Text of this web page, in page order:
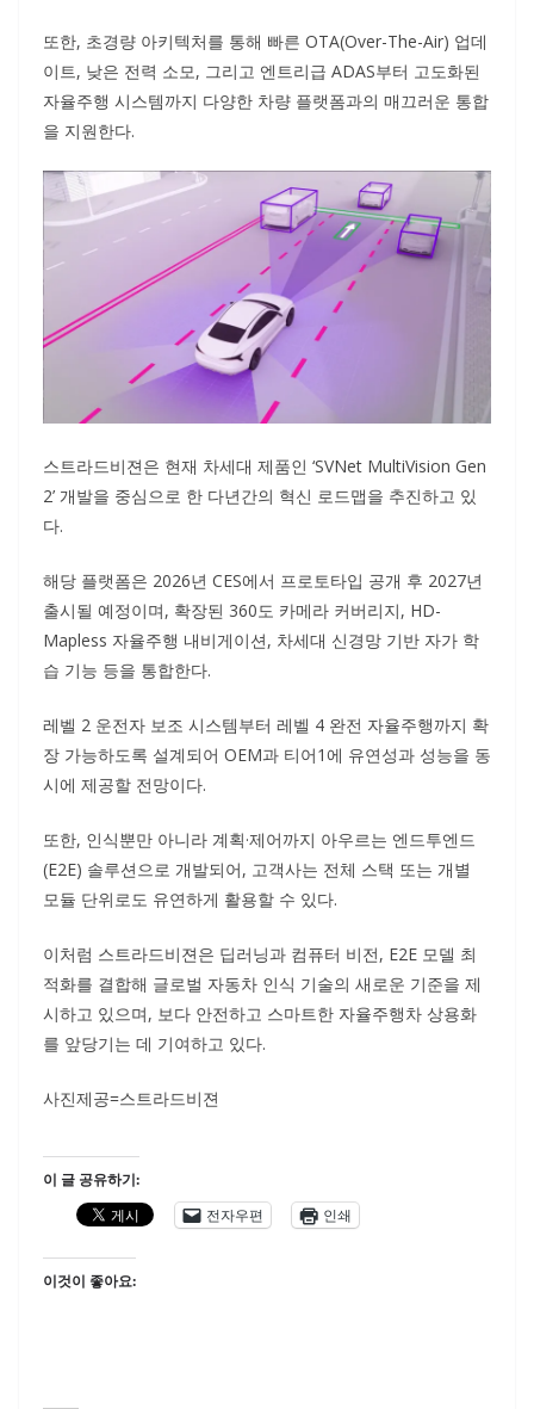
또한, 초경량 아키텍처를 통해 빠른 OTA(Over-The-Air) 업데
이트, 낮은 전력 소모, 그리고 엔트리급 ADAS부터 고도화된
자율주행 시스템까지 다양한 차량 플랫폼과의 매끄러운 통합
을 지원한다.
스트라드비젼은 현재 차세대 제품인 ‘SVNet MultiVision Gen
2’ 개발을 중심으로 한 다년간의 혁신 로드맵을 추진하고 있
다.
해당 플랫폼은 2026년 CES에서 프로토타입 공개 후 2027년
출시될 예정이며, 확장된 360도 카메라 커버리지, HD-
Mapless 자율주행 내비게이션, 차세대 신경망 기반 자가 학
습 기능 등을 통합한다.
레벨 2 운전자 보조 시스템부터 레벨 4 완전 자율주행까지 확
장 가능하도록 설계되어 OEM과 티어1에 유연성과 성능을 동
시에 제공할 전망이다.
또한, 인식뿐만 아니라 계획·제어까지 아우르는 엔드투엔드
(E2E) 솔루션으로 개발되어, 고객사는 전체 스택 또는 개별
모듈 단위로도 유연하게 활용할 수 있다.
이처럼 스트라드비젼은 딥러닝과 컴퓨터 비전, E2E 모델 최
적화를 결합해 글로벌 자동차 인식 기술의 새로운 기준을 제
시하고 있으며, 보다 안전하고 스마트한 자율주행차 상용화
를 앞당기는 데 기여하고 있다.
사진제공=스트라드비젼
이 글 공유하기:
전자우편
인쇄
이것이 좋아요: